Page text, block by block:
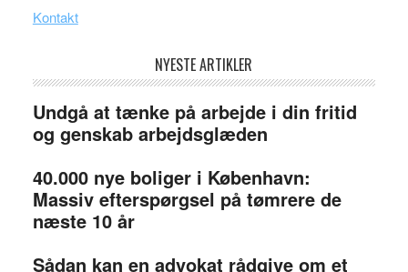
Kontakt
NYESTE ARTIKLER
Undgå at tænke på arbejde i din fritid
og genskab arbejdsglæden
40.000 nye boliger i København:
Massiv efterspørgsel på tømrere de
næste 10 år
Sådan kan en advokat rådgive om et